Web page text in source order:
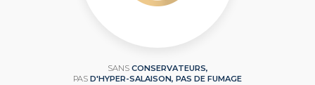
SANS CONSERVATEURS,
PAS D'HYPER-SALAISON, PAS DE FUMAGE